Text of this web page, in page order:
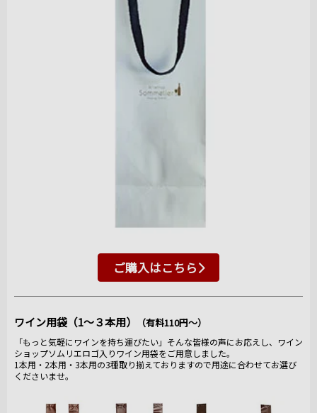
ご購入はこちら
ワイン用袋（1～３本用） （有料110円～）
「もっと気軽にワインを持ち運びたい」そんな皆様の声にお応えし、ワイン
ショップソムリエロゴ入りワイン用袋をご用意しました。
1本用・2本用・3本用の3種取り揃えておりますので用途に合わせてお選び
くださいませ。